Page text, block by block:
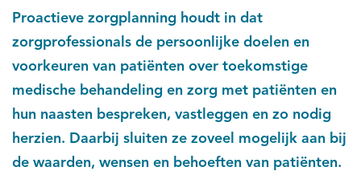
Proactieve zorgplanning houdt in dat
zorgprofessionals de persoonlijke doelen en
voorkeuren van patiënten over toekomstige
medische behandeling en zorg met patiënten en
hun naasten bespreken, vastleggen en zo nodig
herzien. Daarbij sluiten ze zoveel mogelijk aan bij
de waarden, wensen en behoeften van patiënten.